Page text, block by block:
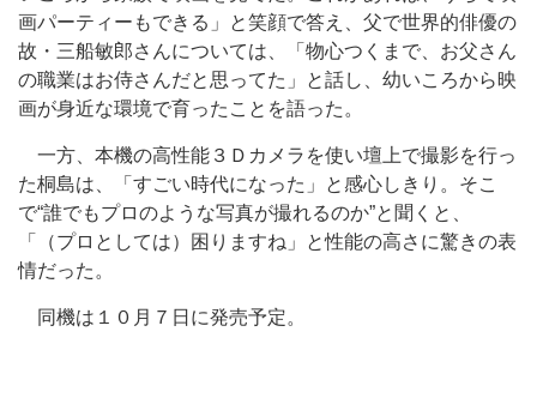
画パーティーもできる」と笑顔で答え、父で世界的俳優の
故・三船敏郎さんについては、「物心つくまで、お父さん
の職業はお侍さんだと思ってた」と話し、幼いころから映
画が身近な環境で育ったことを語った。
一方、本機の高性能３Ｄカメラを使い壇上で撮影を行っ
た桐島は、「すごい時代になった」と感心しきり。そこ
で“誰でもプロのような写真が撮れるのか”と聞くと、
「（プロとしては）困りますね」と性能の高さに驚きの表
情だった。
同機は１０月７日に発売予定。